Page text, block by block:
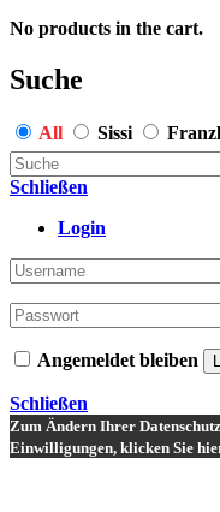
No products in the cart.
Suche
All Sissi Franzl
Schließen
Login
Angemeldet bleiben
Schließen
Zum Ändern Ihrer
Einwilligungen, klicken Sie